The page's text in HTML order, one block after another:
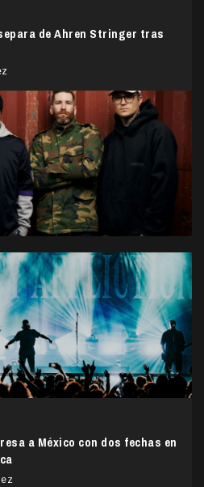
de Ahren Stringer tras
a México con dos fechas en